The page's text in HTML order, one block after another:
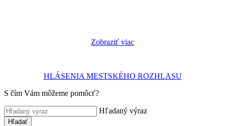
Zobraziť viac
HLÁSENIA MESTSKÉHO ROZHLASU
S čím Vám môžeme pomôcť?
Hľadaný výraz
Hľadať